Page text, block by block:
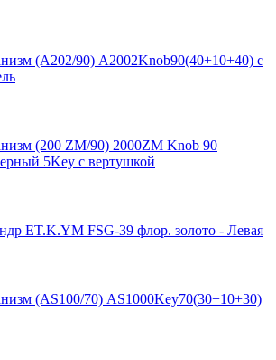
(A202/90) A2002Knob90(40+10+40) с
(200 ZM/90) 2000ZM Knob 90
5Key с вертушкой
ET.K.YM FSG-39 флор. золото - Левая
(AS100/70) AS1000Key70(30+10+30)